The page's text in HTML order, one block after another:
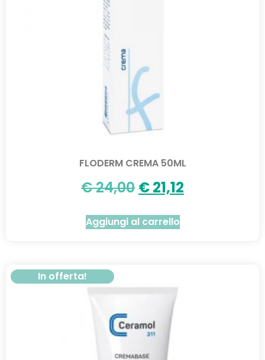
FLODERM CREMA 50ML
€24,00 €21,12
Aggiungi al carrello
In offerta!